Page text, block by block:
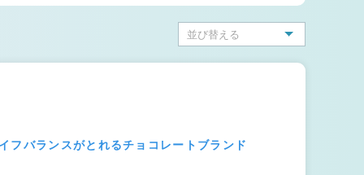
バランスがとれるチョコレートブランド